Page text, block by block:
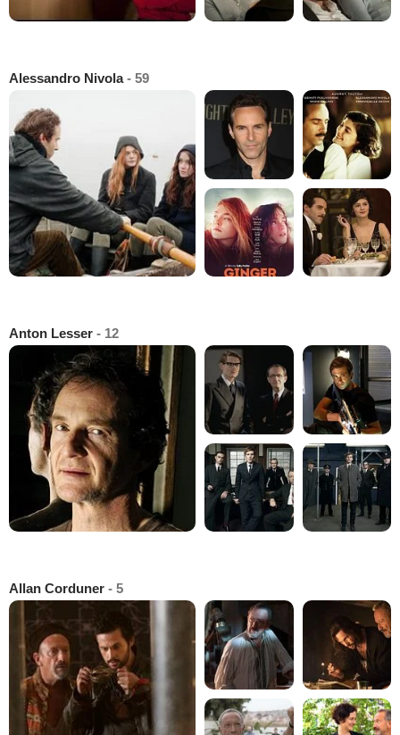
Alessandro Nivola- 59
Anton Lesser - 12
Allan Corduner - 5